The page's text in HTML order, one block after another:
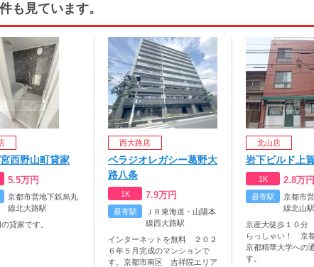
も見ています。
西野山町貸家
5.5万円
京都市営地下鉄烏丸
線北大路駅
貸家です。
西大路店
ベラジオレガシー葛野大
路八条
1K 7.9万円
最寄駅
ＪＲ東海道・山陽本
線西大路駅
インターネットを無料 ２０２
６年５月完成のマンションで
す。京都市南区 吉祥院エリア
北山店
岩下ビルド上
1K 2.8万円
最寄駅
京都市
線北山駅
京産大徒歩１０分
らっしゃい！ 京都
京都精華大学への
す。